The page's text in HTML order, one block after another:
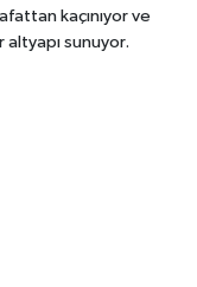
kaçınıyor ve
sunuyor.